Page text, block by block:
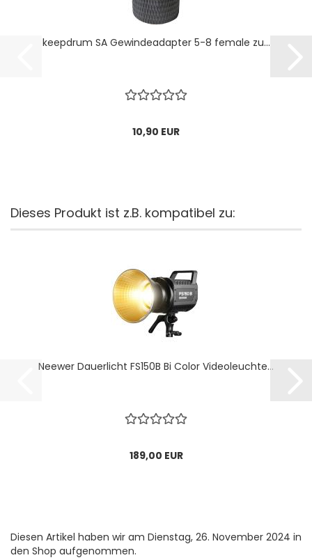
keepdrum SA Gewindeadapter 5-8 female zu...
10,90 EUR
Dieses Produkt ist z.B. kompatibel zu:
Neewer Dauerlicht FS150B Bi Color Videoleuchte...
189,00 EUR
Diesen Artikel haben wir am Dienstag, 26. November 2024 in
den Shop aufgenommen.